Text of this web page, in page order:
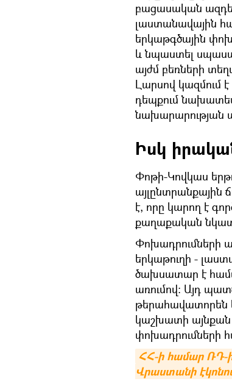
բացասական
լաստանավային
երկաթգծային
և նպաստել
այժմ բեռների
Լարսով կազմում
դեպքում
նախարարության
Իսկ
Փոթի-Կովկաս
այլընտրանքային
է, որը կարող է
քաղաքական
Փոխադրումների
երկաթուղի -
ծախսատար է
առումով։ Այդ
թերահավատորեն
կաշխատի
փոխադրումների
ՀՀ-ի համար ՌԴ-ի
Վրաստանի